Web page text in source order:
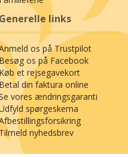
tændstikbyen
er det verdenskendte
glas og arbejdende
absolut største
og Kosta
glasset tage form
fordelagtige priser.
i det smålandske
Lammhults (33
svenske
en herlig, romantisk
Generelle links
os på Trustpilot
os på Facebook
Køb et rejsegavekort
Betal din faktura online
vores ændringsgaranti
spørgeskema
nyhedsbrev